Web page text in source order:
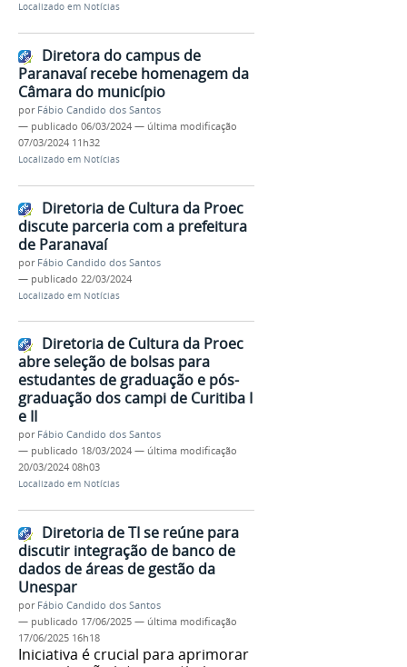
Localizado em Notícias
Diretora do campus de
Paranavaí recebe homenagem da
Câmara do município
por Fábio Candido dos Santos
— publicado 06/03/2024 — última modificação
07/03/2024 11h32
Localizado em Notícias
Diretoria de Cultura da Proec
discute parceria com a prefeitura
de Paranavaí
por Fábio Candido dos Santos
— publicado 22/03/2024
Localizado em Notícias
Diretoria de Cultura da Proec
abre seleção de bolsas para
estudantes de graduação e pós-
graduação dos campi de Curitiba I
e II
por Fábio Candido dos Santos
— publicado 18/03/2024 — última modificação
20/03/2024 08h03
Localizado em Notícias
Diretoria de TI se reúne para
discutir integração de banco de
dados de áreas de gestão da
Unespar
por Fábio Candido dos Santos
— publicado 17/06/2025 — última modificação
17/06/2025 16h18
Iniciativa é crucial para aprimorar